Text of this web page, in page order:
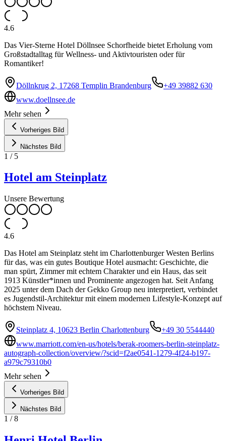
4.6
Das Vier-Sterne Hotel Döllnsee Schorfheide bietet Erholung vom
Großstadtalltag für Wellness- und Aktivtouristen oder für
Romantiker!
Döllnkrug 2, 17268 Templin Brandenburg
+49 39882 630
www.doellnsee.de
Mehr sehen
Vorheriges Bild
Nächstes Bild
1 / 5
Hotel am Steinplatz
Unsere Bewertung
4.6
Das Hotel am Steinplatz steht im Charlottenburger Westen Berlins
für das, was ein gutes Boutique Hotel ausmacht: Geschichte, die
man spürt, Zimmer mit echtem Charakter und ein Haus, das seit
1913 Künstler*innen und Prominente angezogen hat. Seit Anfang
2025 unter dem Dach der Gekko Group neu interpretiert, verbindet
es Jugendstil-Architektur mit einem modernen Lifestyle-Konzept auf
höchstem Niveau.
Steinplatz 4, 10623 Berlin Charlottenburg
+49 30 5544440
www.marriott.com/en-us/hotels/berak-roomers-berlin-steinplatz-
autograph-collection/overview/?scid=f2ae0541-1279-4f24-b197-
a979c79310b0
Mehr sehen
Vorheriges Bild
Nächstes Bild
1 /8